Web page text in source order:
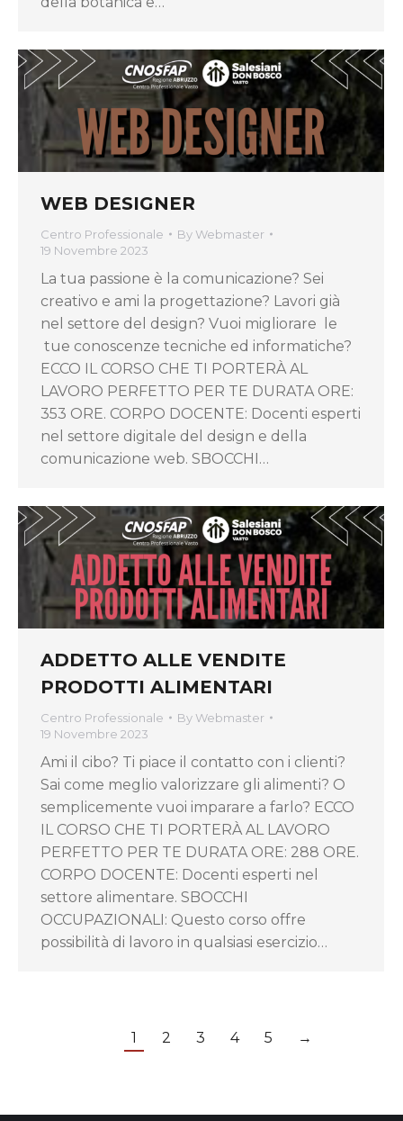
WEB DESIGNER
Centro Professionale By Webmaster
19 Novembre 2023
La tua passione è la comunicazione? Sei
creativo e ami la progettazione? Lavori già
nel settore del design? Vuoi migliorare le
tue conoscenze tecniche ed informatiche?
ECCO IL CORSO CHE TI PORTERÀ AL
LAVORO PERFETTO PER TE DURATA ORE:
353 ORE. CORPO DOCENTE: Docenti esperti
nel settore digitale del design e della
comunicazione web. SBOCCHI…
ADDETTO ALLE VENDITE
PRODOTTI ALIMENTARI
Centro Professionale By Webmaster
19 Novembre 2023
Ami il cibo? Ti piace il contatto con i clienti?
Sai come meglio valorizzare gli alimenti? O
semplicemente vuoi imparare a farlo? ECCO
IL CORSO CHE TI PORTERÀ AL LAVORO
PERFETTO PER TE DURATA ORE: 288 ORE.
CORPO DOCENTE: Docenti esperti nel
settore alimentare. SBOCCHI
OCCUPAZIONALI: Questo corso offre
possibilità di lavoro in qualsiasi esercizio…
1 2 3 4 5 →